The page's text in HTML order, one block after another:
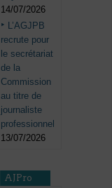
14/07/2026
L’AGJPB
recrute pour
le secrétariat
de la
Commission
au titre de
journaliste
professionnel
13/07/2026
AJPro